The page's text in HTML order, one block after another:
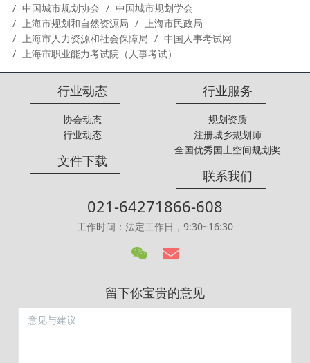
中国城市规划协会
中国城市规划学会
上海市规划和自然资源局
上海市民政局
上海市人力资源和社会保障局
中国人事考试网
上海市职业能力考试院（人事考试）
行业动态
协会动态
行业动态
行业服务
规划资质
注册城乡规划师
全国优秀国土空间规划奖
文件下载
联系我们
021-64271866-608
工作时间：法定工作日，9:30~16:30
留下你宝贵的意见